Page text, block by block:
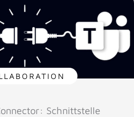
Schnittstelle